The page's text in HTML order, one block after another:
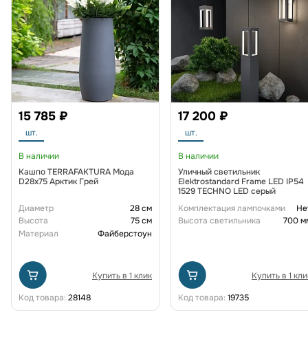
15 785 ₽
шт.
В наличии
Кашпо TERRAFAKTURA Мода
D28x75 Арктик Грей
Диаметр
28 см
Высота
75 см
Материал
Файберстоун
Купить в 1 клик
Код товара: 28148
17 200 ₽
шт.
В наличии
Уличный светильник
Elektrostandard Frame LED IP54
1529 TECHNO LED серый
Комплектация лампочками
Высота светильника
700
Купить в 1
Код товара: 19735